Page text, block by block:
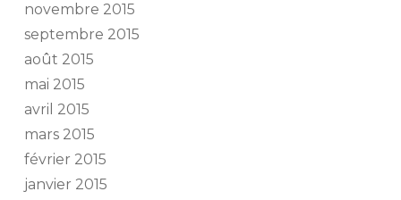
novembre 2015
septembre 2015
août 2015
mai 2015
avril 2015
mars 2015
février 2015
janvier 2015